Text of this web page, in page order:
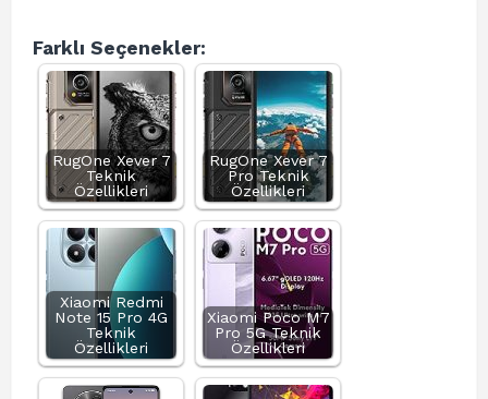
Farklı Seçenekler:
RugOne Xever 7
Teknik
Özellikleri
RugOne Xever 7
Pro Teknik
Özellikleri
Xiaomi Redmi
Note 15 Pro 4G
Teknik
Özellikleri
Xiaomi Poco M7
Pro 5G Teknik
Özellikleri